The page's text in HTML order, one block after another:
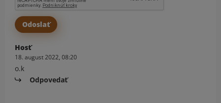
Hosť
18. august 2022, 08:20
o.k
Odpovedať